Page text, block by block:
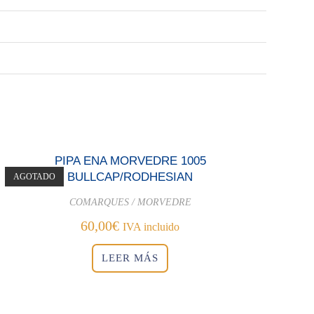
AGOTADO
PIPA ENA MORVEDRE 1005
BULLCAP/RODHESIAN
COMARQUES / MORVEDRE
60,00€ IVA incluido
LEER MÁS